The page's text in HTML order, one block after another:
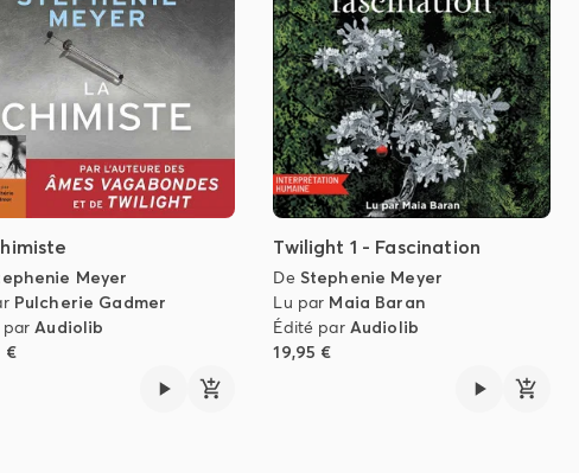
Meyer
Pulcherie Gadmer
par Audiolib
€
Twilight 1 - Fascination
De Stephenie Meyer
Lu par Maia Baran
Édité par Audiolib
19,95 €